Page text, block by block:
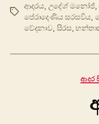
Tags
ආදරය උ‍දේශ් මනෝජ්,
පේරාදෙණිය සරසවිය
වේදනාව සිරස ,
ආදර